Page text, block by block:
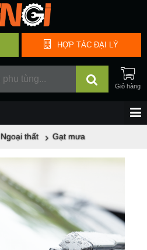
HỢP TÁC ĐẠI LÝ
Ngoại thất Gạt mưa